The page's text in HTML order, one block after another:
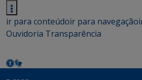
ir para conteúdoir para navegação
Ouvidoria Transparência